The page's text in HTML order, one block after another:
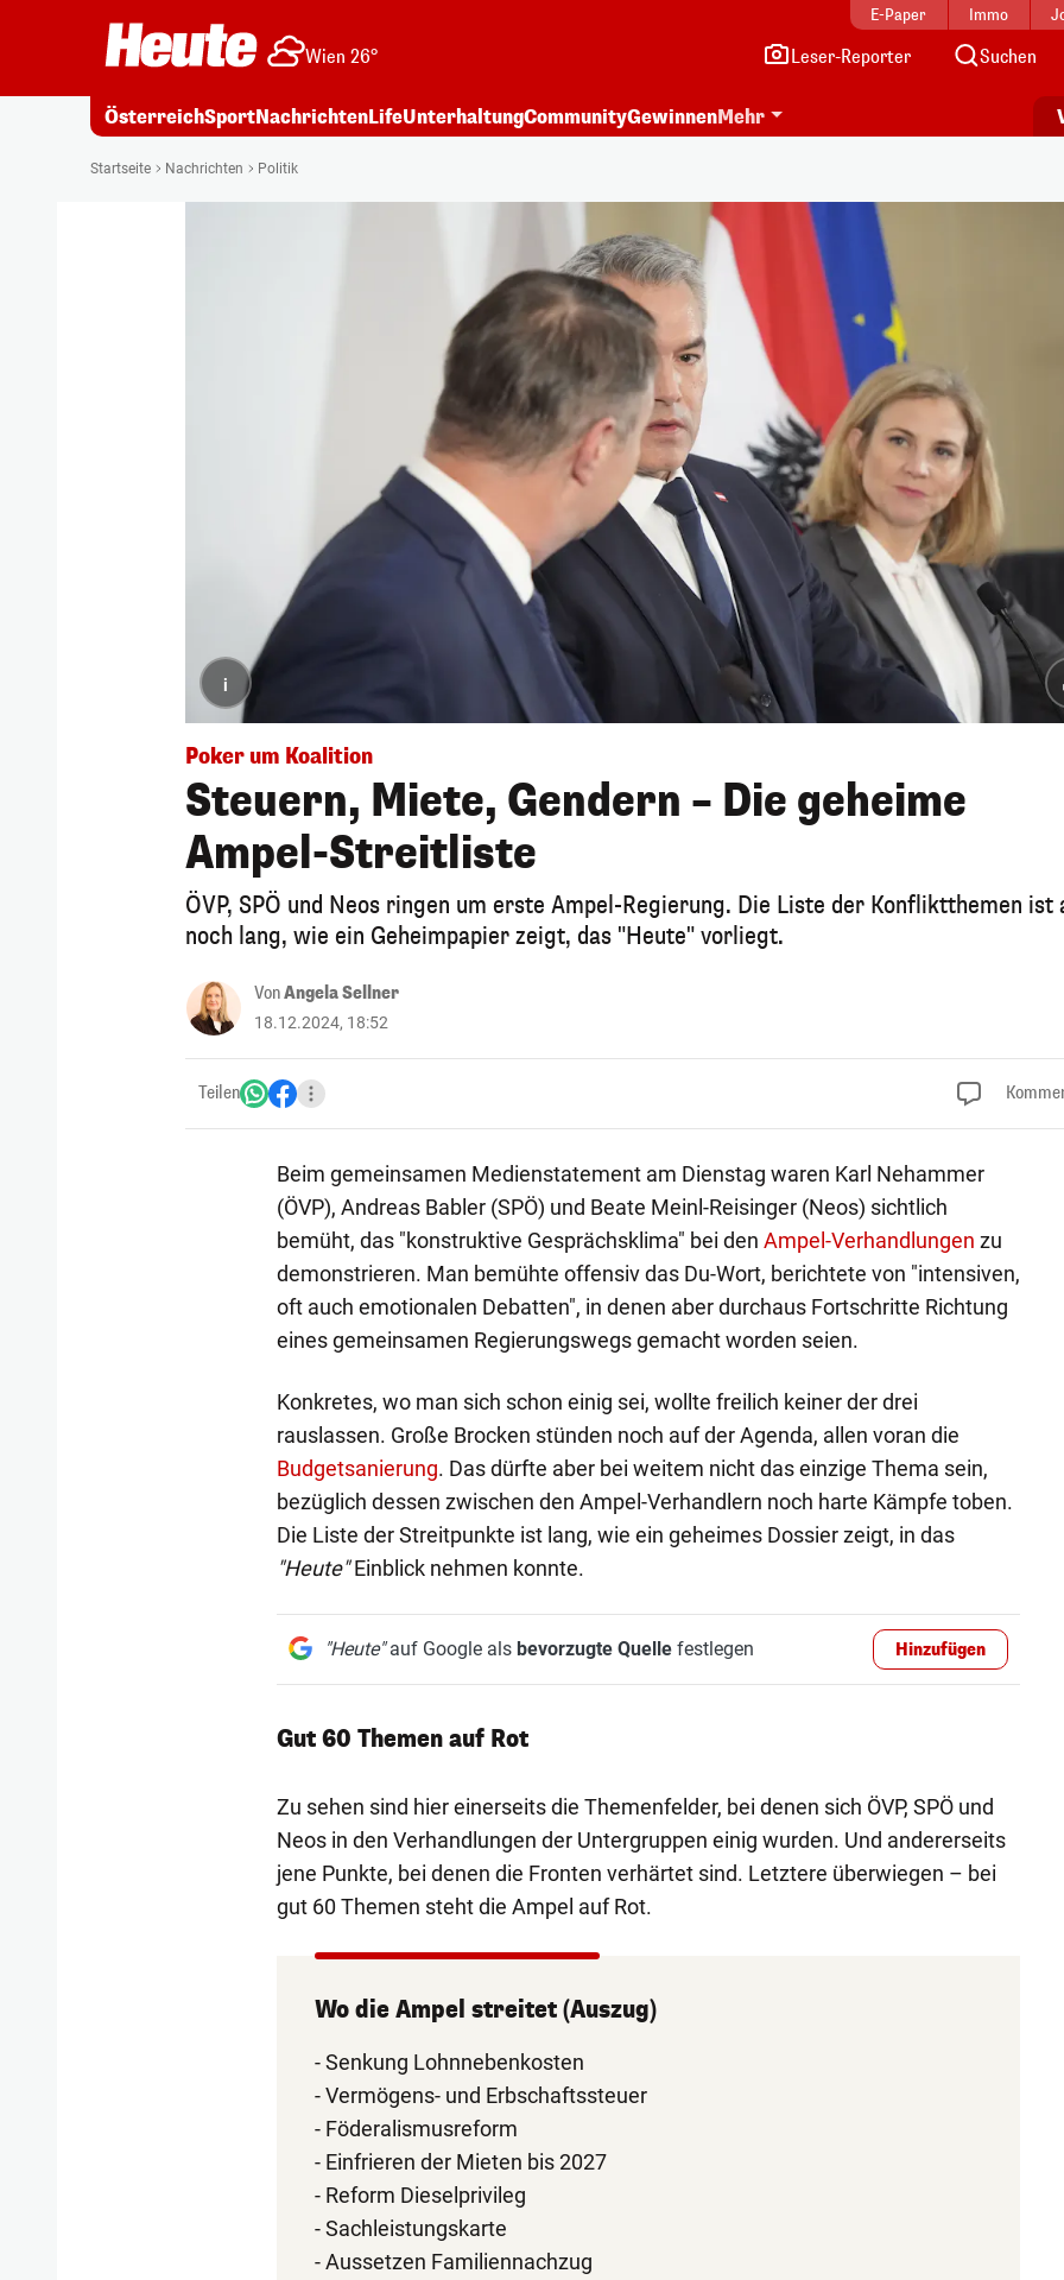
E-Paper Immo
Wien 26° Leser-Reporter Suchen
ÖsterreichSportNachrichtenLifeUnterhaltungCommunityGewinnenMehr
Startseite Nachrichten Politik
i
Poker um Koalition
Steuern, Miete, Gendern – Die geheime
Ampel-Streitliste
ÖVP, SPÖ und Neos ringen um erste Ampel-Regierung. Die Liste der Konfliktthemen ist
noch lang, wie ein Geheimpapier zeigt, das "Heute" vorliegt.
VonAngela Sellner
18.12.2024, 18:52
Teilen
Beim gemeinsamen Medienstatement am Dienstag waren Karl Nehammer
(ÖVP), Andreas Babler (SPÖ) und Beate Meinl-Reisinger (Neos) sichtlich
bemüht, das "konstruktive Gesprächsklima" bei den Ampel-Verhandlungen zu
demonstrieren. Man bemühte offensiv das Du-Wort, berichtete von "intensiven,
oft auch emotionalen Debatten", in denen aber durchaus Fortschritte Richtung
eines gemeinsamen Regierungswegs gemacht worden seien.
Konkretes, wo man sich schon einig sei, wollte freilich keiner der drei
rauslassen. Große Brocken stünden noch auf der Agenda, allen voran die
Budgetsanierung. Das dürfte aber bei weitem nicht das einzige Thema sein,
bezüglich dessen zwischen den Ampel-Verhandlern noch harte Kämpfe toben.
Die Liste der Streitpunkte ist lang, wie ein geheimes Dossier zeigt, in das
"Heute"Einblick nehmen konnte.
"Heute"auf Google als bevorzugte Quellefestlegen Hinzufügen
Gut 60 Themen auf Rot
Zu sehen sind hier einerseits die Themenfelder, bei denen sich ÖVP, SPÖ und
Neos in den Verhandlungen der Untergruppen einig wurden. Und andererseits
jene Punkte, bei denen die Fronten verhärtet sind. Letztere überwiegen – bei
gut 60 Themen steht die Ampel auf Rot.
Wo die Ampel streitet (Auszug)
- Senkung Lohnnebenkosten
- Vermögens- und Erbschaftssteuer
- Föderalismusreform
- Einfrieren der Mieten bis 2027
- Reform Dieselprivileg
- Sachleistungskarte
- Aussetzen Familiennachzug